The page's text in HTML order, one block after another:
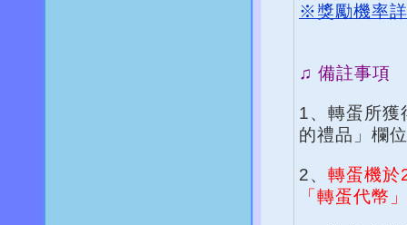
※獎勵機率
♫ 備註事項
1、轉蛋所
的禮品」欄
2、 轉蛋機
「轉蛋代幣